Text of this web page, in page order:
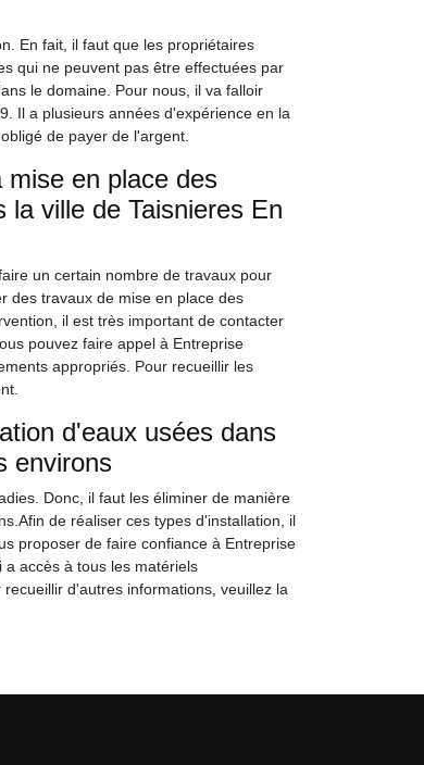
En fait, il faut que les propriétaires
qui ne peuvent pas être effectuées par
le domaine. Pour nous, il va falloir
Il a plusieurs années d'expérience en la
de payer de l'argent.
en place des
ville de Taisnieres En
un certain nombre de travaux pour
des travaux de mise en place des
il est très important de contacter
pouvez faire appel à Entreprise
appropriés. Pour recueillir les
d'eaux usées dans
environs
Donc, il faut les éliminer de manière
de réaliser ces types d'installation, il
proposer de faire confiance à Entreprise
accès à tous les matériels
d'autres informations, veuillez la